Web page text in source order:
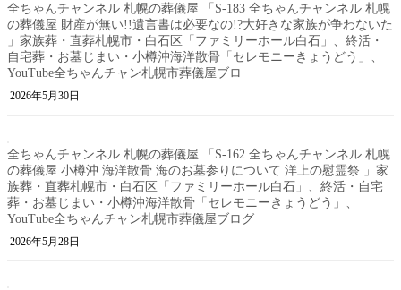
全ちゃんチャンネル 札幌の葬儀屋 「S-183 全ちゃんチャンネル 札幌
の葬儀屋 財産が無い!!遺言書は必要なの!?大好きな家族が争わないた
」家族葬・直葬札幌市・白石区「ファミリーホール白石」、終活・
自宅葬・お墓じまい・小樽沖海洋散骨「セレモニーきょうどう」、
YouTube全ちゃんチャン札幌市葬儀屋ブロ
2026年5月30日
全ちゃんチャンネル 札幌の葬儀屋 「S-162 全ちゃんチャンネル 札幌
の葬儀屋 小樽沖 海洋散骨 海のお墓参りについて 洋上の慰霊祭 」家
族葬・直葬札幌市・白石区「ファミリーホール白石」、終活・自宅
葬・お墓じまい・小樽沖海洋散骨「セレモニーきょうどう」、
YouTube全ちゃんチャン札幌市葬儀屋ブログ
2026年5月28日